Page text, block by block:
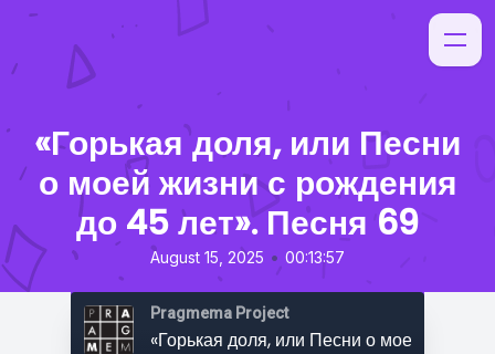
«Горькая доля, или Песни
о моей жизни с рождения
до 45 лет». Песня 69
August 15, 2025 • 00:13:57
Pragmema Project